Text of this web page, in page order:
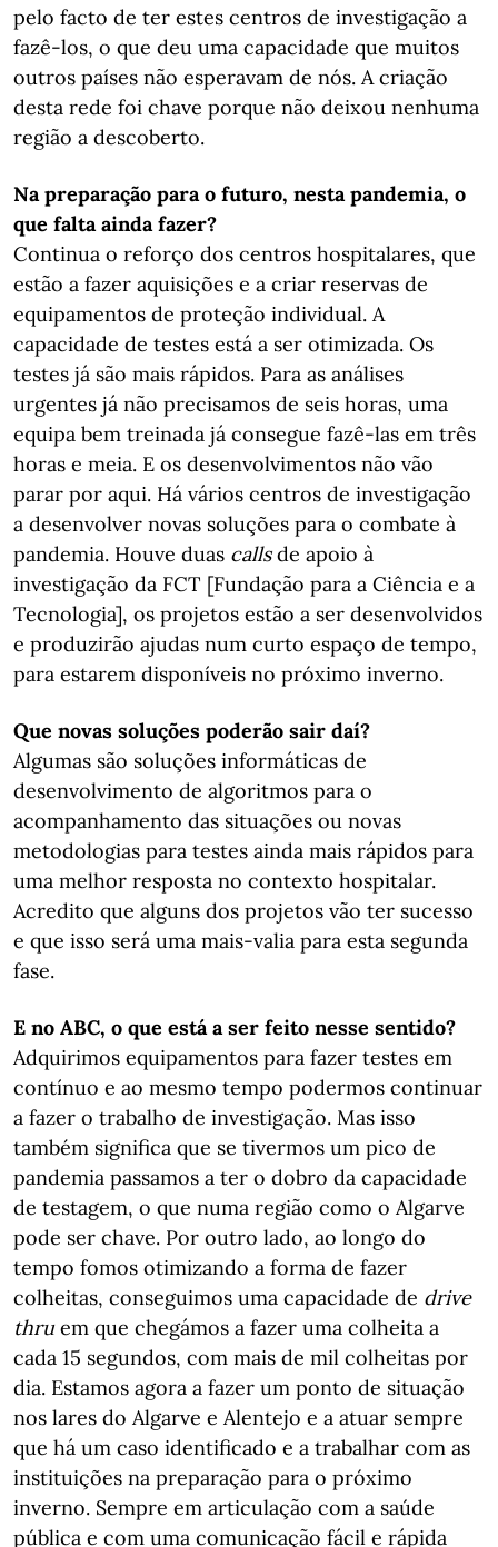
pelo facto de ter estes centros de investigação a
fazê-los, o que deu uma capacidade que muitos
outros países não esperavam de nós. A criação
desta rede foi chave porque não deixou nenhuma
região a descoberto.
Na preparação para o futuro, nesta pandemia, o
que falta ainda fazer?
Continua o reforço dos centros hospitalares, que
estão a fazer aquisições e a criar reservas de
equipamentos de proteção individual. A
capacidade de testes está a ser otimizada. Os
testes já são mais rápidos. Para as análises
urgentes já não precisamos de seis horas, uma
equipa bem treinada já consegue fazê-las em três
horas e meia. E os desenvolvimentos não vão
parar por aqui. Há vários centros de investigação
a desenvolver novas soluções para o combate à
pandemia. Houve duas callsde apoio à
investigação da FCT [Fundação para a Ciência e a
Tecnologia], os projetos estão a ser desenvolvidos
e produzirão ajudas num curto espaço de tempo,
para estarem disponíveis no próximo inverno.
Que novas soluções poderão sair daí?
Algumas são soluções informáticas de
desenvolvimento de algoritmos para o
acompanhamento das situações ou novas
metodologias para testes ainda mais rápidos para
uma melhor resposta no contexto hospitalar.
Acredito que alguns dos projetos vão ter sucesso
e que isso será uma mais-valia para esta segunda
fase.
E no ABC, o que está a ser feito nesse sentido?
Adquirimos equipamentos para fazer testes em
contínuo e ao mesmo tempo podermos continuar
a fazer o trabalho de investigação. Mas isso
também significa que se tivermos um pico de
pandemia passamos a ter o dobro da capacidade
de testagem, o que numa região como o Algarve
pode ser chave. Por outro lado, ao longo do
tempo fomos otimizando a forma de fazer
colheitas, conseguimos uma capacidade de drive
thruem que chegámos a fazer uma colheita a
cada 15 segundos, com mais de mil colheitas por
dia. Estamos agora a fazer um ponto de situação
nos lares do Algarve e Alentejo e a atuar sempre
que há um caso identificado e a trabalhar com as
instituições na preparação para o próximo
inverno. Sempre em articulação com a saúde
pública e com uma comunicação fácil e rápida